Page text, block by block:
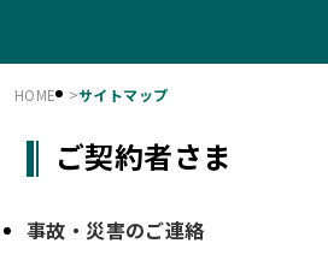
HOME サイトマップ
ご契約者さま
事故・災害のご連絡